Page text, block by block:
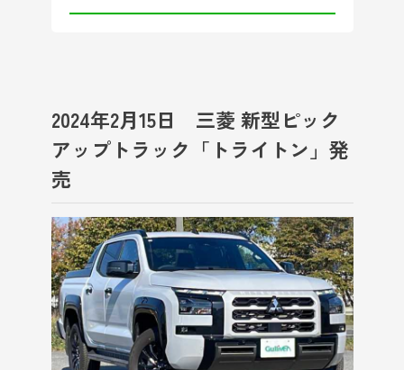
2024年2月15日 三菱 新型ピック
アップトラック「トライトン」発
売